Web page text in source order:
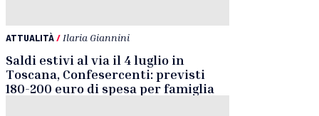
ATTUALITÀ/ Ilaria Giannini
Saldi estivi al via il 4 luglio in
Toscana, Confesercenti: previsti
180-200 euro di spesa per famiglia